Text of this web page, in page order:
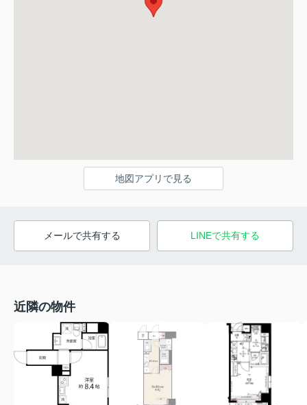
地図アプリで見る
メールで共有する LINEで共有する
近隣の物件